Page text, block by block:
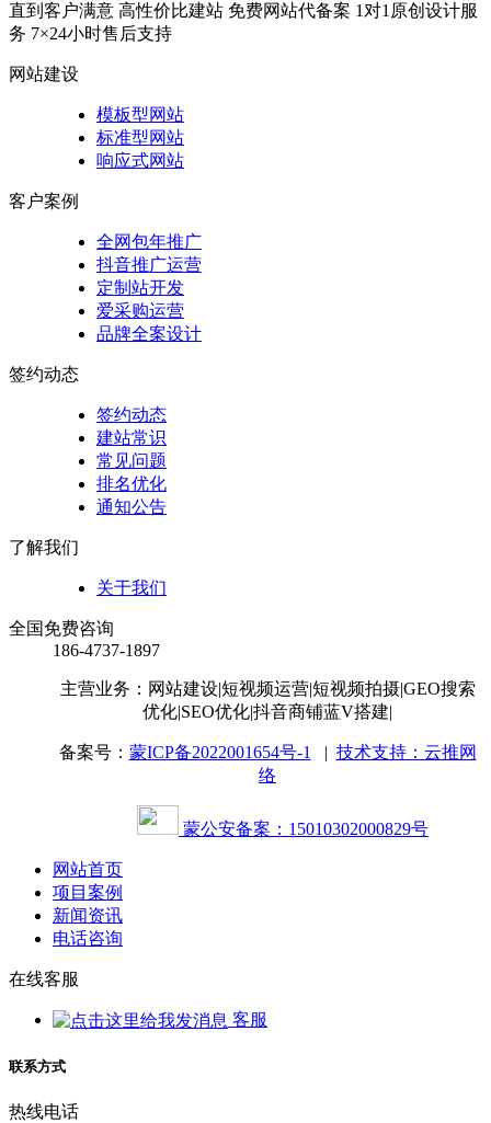
直到客户满意 高性价比建站 免费网站代备案 1对1原创设计服
务 7×24小时售后支持
网站建设
模板型网站
标准型网站
响应式网站
客户案例
全网包年推广
抖音推广运营
定制站开发
爱采购运营
品牌全案设计
签约动态
签约动态
建站常识
常见问题
排名优化
通知公告
了解我们
关于我们
全国免费咨询
186-4737-1897
主营业务：网站建设|短视频运营|短视频拍摄|GEO搜索
优化|SEO优化|抖音商铺蓝V搭建|
备案号： 蒙ICP备2022001654号-1 | 技术支持：云推网
络
蒙公安备案：15010302000829号
网站首页
项目案例
新闻资讯
电话咨询
在线客服
客服
联系方式
热线电话